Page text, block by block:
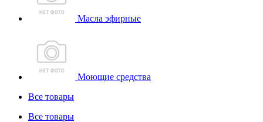
Масла эфирные
Моющие средства
Все товары
Все товары